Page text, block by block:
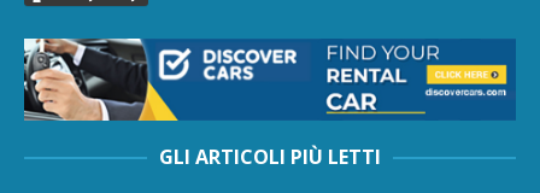
GLI ARTICOLI PIÙ LETTI